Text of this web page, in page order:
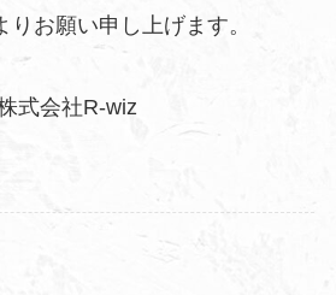
りお願い申し上げます。
式会社R-wiz